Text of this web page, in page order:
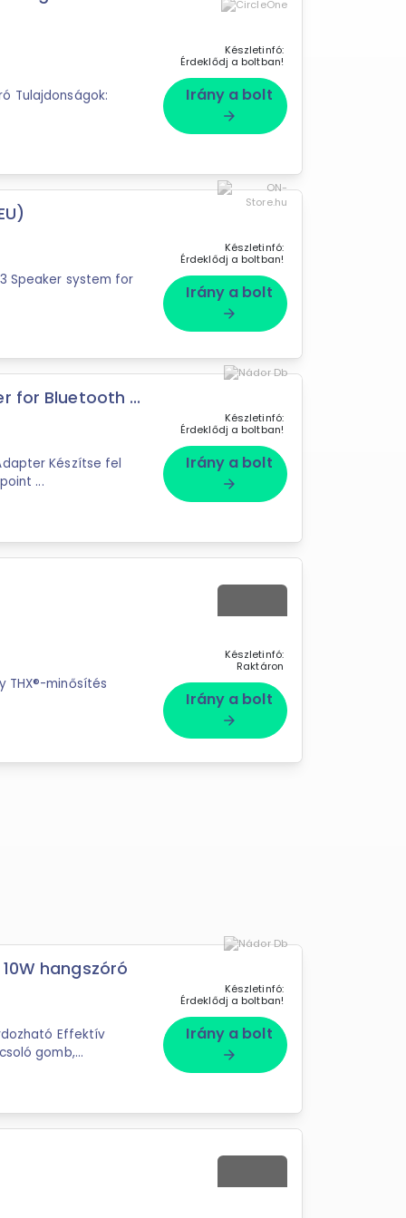
Tulajdonságok:
Készletinfó:
Érdeklődj a boltban!
Irány a bolt
arrow_forward
Speaker system for
Készletinfó:
Érdeklődj a boltban!
Irány a bolt
arrow_forward
for Bluetooth ...
Készítse fel
hangszóróit a Bluetooth technológiára. Multipoint ...
Készletinfó:
Érdeklődj a boltban!
Irány a bolt
arrow_forward
THX®-minősítés
Készletinfó:
Raktáron
Irány a bolt
arrow_forward
hangszóró
Effektív
gomb,
Készletinfó:
Érdeklődj a boltban!
Irány a bolt
arrow_forward